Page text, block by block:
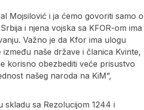
Mojsilović i ja ćemo govoriti samo o
i njena vojska sa KFOR-om ima
Važno je da Kfor ima ulogu
naše države i članica Kvinte,
korisno obezbediti veće prisustvo
našeg naroda na KiM”,
sa Rezolucijom 1244 i